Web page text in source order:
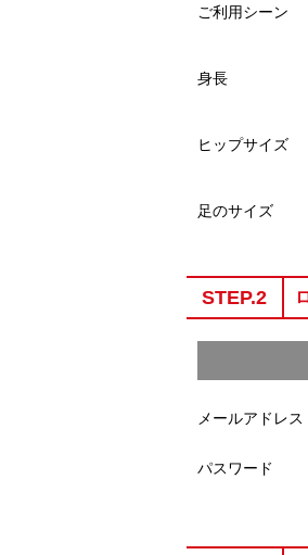
ご利用シーン
身長
ヒップサイズ
足のサイズ
STEP.2
メールアドレス
パスワード